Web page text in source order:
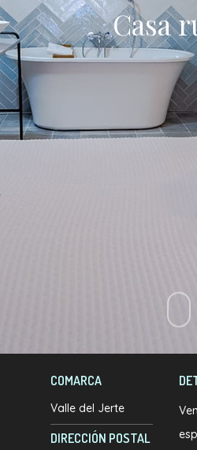
Casa
COMARCA
Valle del Jerte
DIRECCIÓN POSTAL